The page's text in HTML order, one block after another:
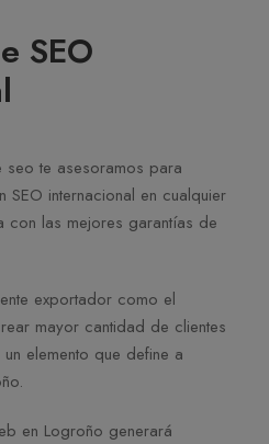
SEO
seo te asesoramos para
SEO internacional en cualquier
las mejores garantías de
exportador como el
mayor cantidad de clientes
elemento que define a
en Logroño generará